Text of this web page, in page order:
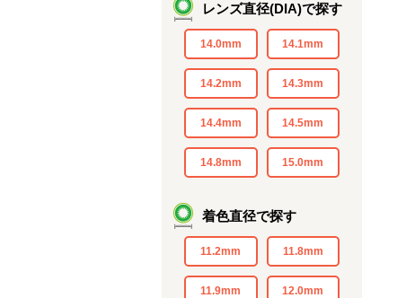
レンズ直径(DIA)で探す
14.0mm 14.1mm
14.2mm 14.3mm
14.4mm 14.5mm
14.8mm 15.0mm
着色直径で探す
11.2mm 11.8mm
11.9mm 12.0mm